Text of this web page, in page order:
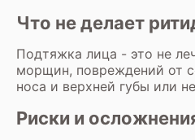
Что не делает
Подтяжка лица - это не
морщин, повреждений от
носа и верхней губы или
Риски и